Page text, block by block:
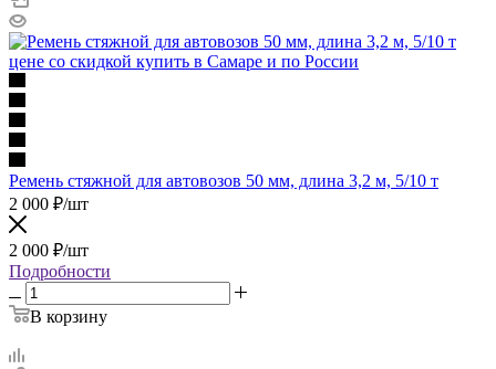
Ремень стяжной для автовозов 50 мм, длина 3,2 м, 5/10 т
2 000 ₽/шт
2 000 ₽/шт
Подробности
В корзину